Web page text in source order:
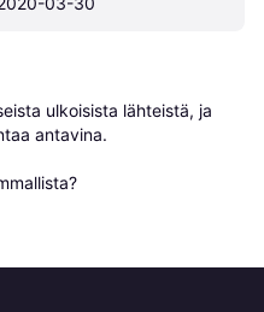
ulkoisista lähteistä, ja
antavina.